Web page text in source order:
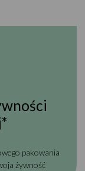
pakowania
żywność